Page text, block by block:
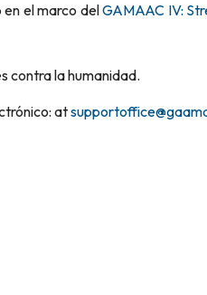
el marco delGAMAAC IV:
contra la humanidad.
at